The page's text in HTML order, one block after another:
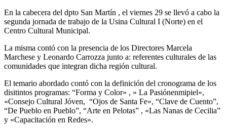
En la cabecera del dpto San Martín , el viernes 29 se llevó a cabo la
segunda jornada de trabajo de la Usina Cultural I (Norte) en el
Centro Cultural Municipal.
La misma contó con la presencia de los Directores Marcela
Marchese y Leonardo Carrozza junto a: referentes culturales de las
comunidades que integran dicha región cultural.
El temario abordado contó con la definición del cronograma de los
disitintos programas: “Forma y Color» , » La Pasiónenmipiel»,
«Consejo Cultural Jóven, “Ojos de Santa Fe», “Clave de Cuento”,
“De Pueblo en Pueblo”, “Arte en Pelotas” , «Las Nanas de Cecilia”
y «Capacitación en Redes».